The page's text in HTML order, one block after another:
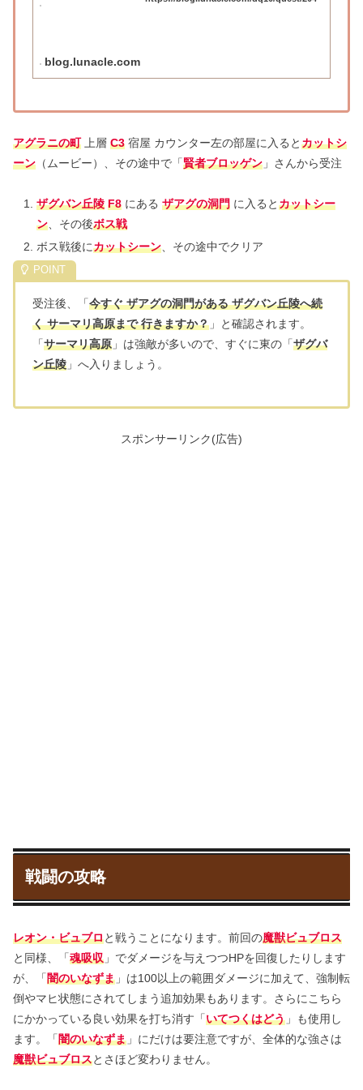
blog.lunacle.com
アグラニの町上層 C3 宿屋 カウンター左の部屋に入るとカットシ
ーン （ムービー）、その途中で「賢者ブロッゲン 」さんから受注
ザグバン丘陵 F8にある ザアグの洞門に入るとカットシー
ン、その後ボス戦
ボス戦後にカットシーン、その途中でクリア
受注後、「今すぐ ザアグの洞門がある ザグバン丘陵へ続
く サーマリ高原まで 行きますか？ 」と確認されます。
「サーマリ高原 」は強敵が多いので、すぐに東の「ザグバ
ン丘陵 」へ入りましょう。
スポンサーリンク(広告)
戦闘の攻略
レオン・ビュブロと戦うことになります。前回の魔獣ビュブロス
と同様、「魂吸収 」でダメージを与えつつHPを回復したりします
が、「闇のいなずま 」は100以上の範囲ダメージに加えて、強制転
倒やマヒ状態にされてしまう追加効果もあります。さらにこちら
にかかっている良い効果を打ち消す「いてつくはどう 」も使用し
ます。「闇のいなずま 」にだけは要注意ですが、全体的な強さは
魔獣ビュブロスとさほど変わりません。